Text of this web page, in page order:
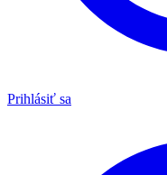
Prihlásiť sa